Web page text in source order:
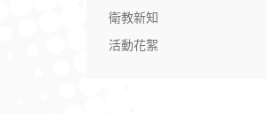
衛教新知
活動花絮